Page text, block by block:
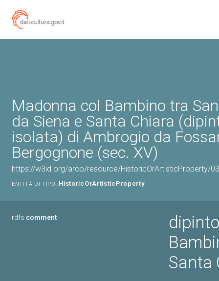
Madonna col Bambino tra
da Siena e Santa Chiara
isolata) di Ambrogio da
Bergognone (sec. XV)
https://w3id.org/arco/resource/HistoricOrArtisticProperty/
ENTITÀ DI TIPO: HistoricOrArtisticProperty
rdfs:comment
Santa